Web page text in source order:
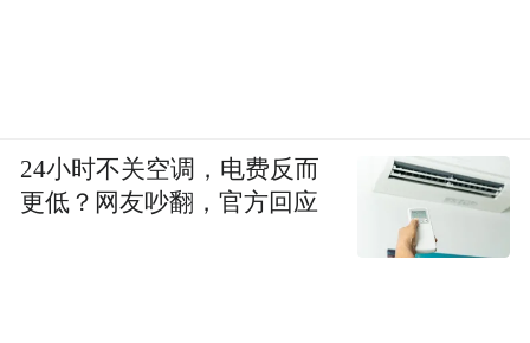
24小时不关空调，电费反而
更低？网友吵翻，官方回应